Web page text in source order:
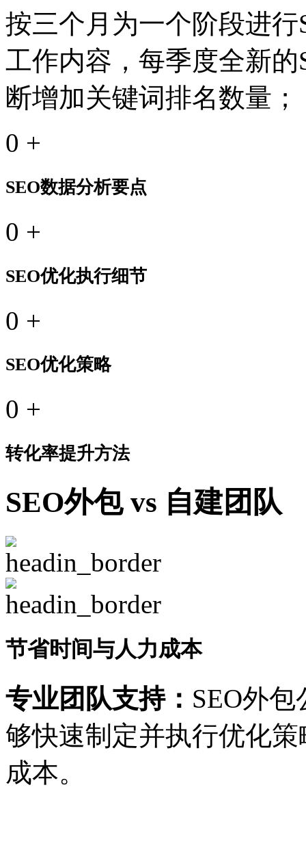
按三个月为一个阶段进
工作内容，每季度全新
断增加关键词排名数量；
0 +
SEO数据分析要点
0 +
SEO优化执行细节
0 +
SEO优化策略
0 +
转化率提升方法
SEO外包 vs 自建团队
节省时间与人力成本
专业团队支持： SEO外
够快速制定并执行优化
成本。